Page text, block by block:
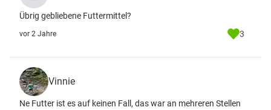
Übrig gebliebene Futtermittel?
vor 2 Jahre 3
Vinnie
Ne Futter ist es auf keinen Fall, das war an mehreren Stellen